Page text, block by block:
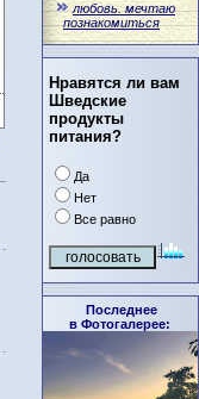
любовь. мечтаю
познакомиться
Нравятся ли вам
Шведские
продукты
питания?
Да
Нет
Все равно
Последнее
в Фотогалерее: